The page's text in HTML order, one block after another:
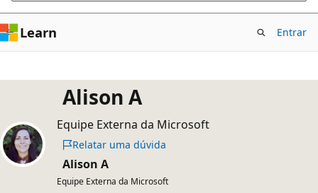
Learn Entrar
Alison A
Equipe Externa da Microsoft
Relatar uma dúvida
Alison A
Equipe Externa da Microsoft